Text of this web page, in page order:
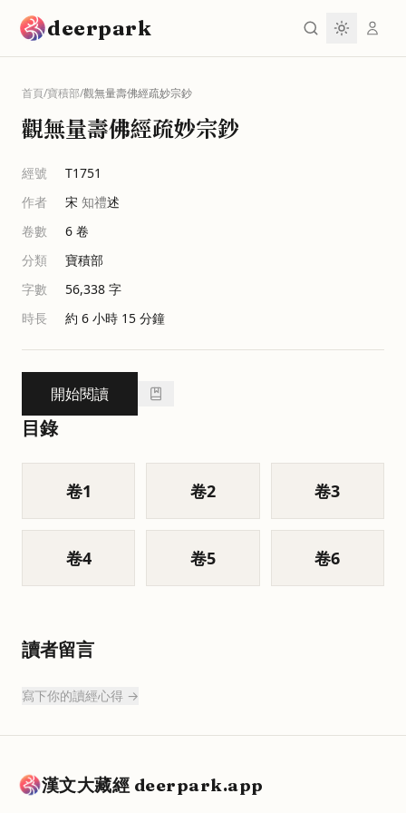
deerpark
首頁/寶積部/觀無量壽佛經疏妙宗鈔
觀無量壽佛經疏妙宗鈔
經號
T1751
作者
宋 知禮述
卷數
6 卷
分類
寶積部
字數
56,338 字
時長
約 6 小時 15 分鐘
開始閱讀
目錄
卷1 卷2 卷3
卷4 卷5 卷6
讀者留言
寫下你的讀經心得 →
漢文大藏經 deerpark.app